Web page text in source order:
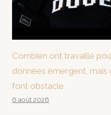
Combien ont travaillé
données émergent,
font obstacle
6 août 2026